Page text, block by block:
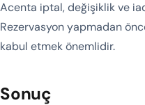
Acenta iptal, değişiklik ve
Rezervasyon yapmadan
kabul etmek önemlidir.
Sonuç